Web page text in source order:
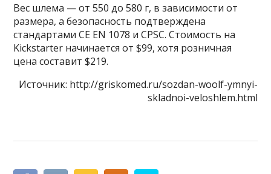
Вес шлема — от 550 до 580 г, в зависимости от
размера, а безопасность подтверждена
стандартами CE EN 1078 и CPSC. Стоимость на
Kickstarter начинается от $99, хотя розничная
цена составит $219.
Источник: http://griskomed.ru/sozdan-woolf-ymnyi-
skladnoi-veloshlem.html